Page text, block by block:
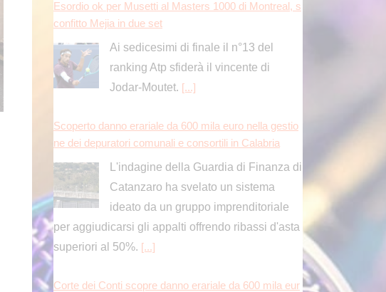
Esordio ok per Musetti al Masters 1000 di Montreal, s
confitto Mejia in due set
Ai sedicesimi di finale il n°13 del
ranking Atp sfiderà il vincente di
Jodar-Moutet. [...]
Scoperto danno erariale da 600 mila euro nella gestio
ne dei depuratori comunali e consortili in Calabria
L'indagine della Guardia di Finanza di
Catanzaro ha svelato un sistema
ideato da un gruppo imprenditoriale
per aggiudicarsi gli appalti offrendo ribassi d'asta
superiori al 50%. [...]
Corte dei Conti scopre danno erariale da 600 mila eur